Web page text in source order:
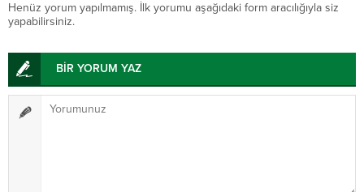
Henüz yorum yapılmamış. İlk yorumu aşağıdaki form aracılığıyla siz
yapabilirsiniz.
BİR YORUM YAZ